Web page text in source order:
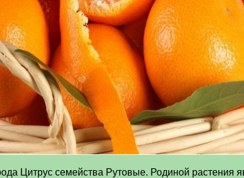
Цитрус семейства Рутовые. Родиной растения